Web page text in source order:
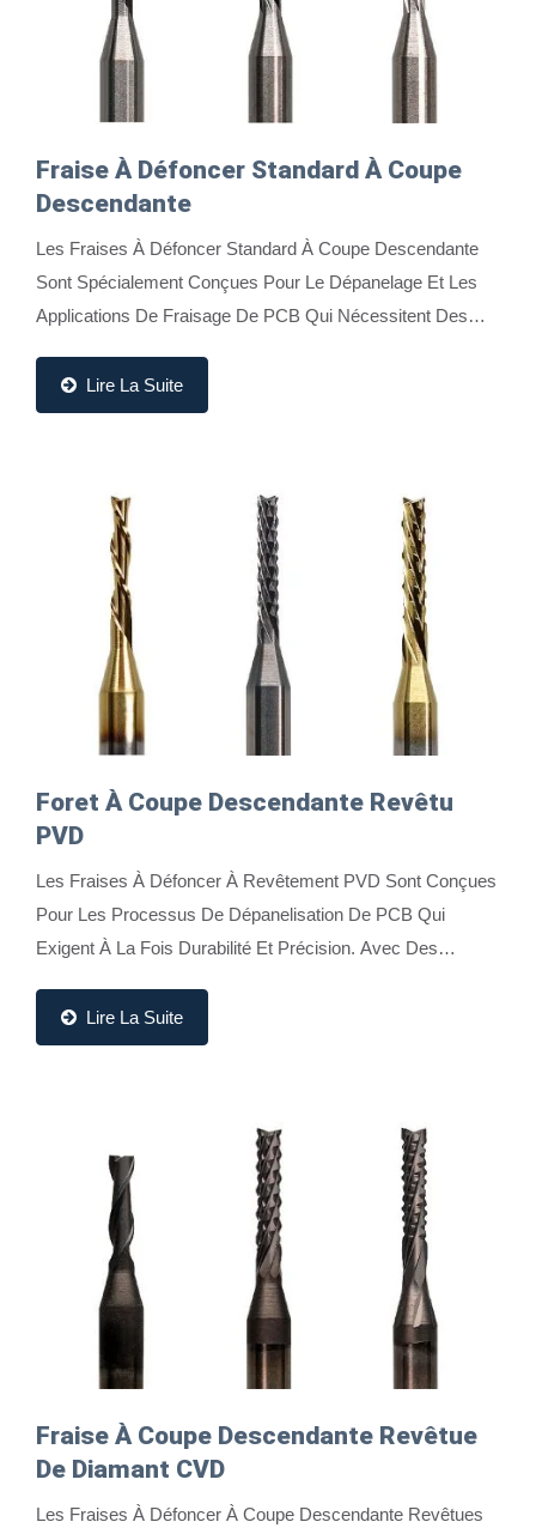
Fraise À Défoncer Standard À Coupe
Descendante
Les Fraises À Défoncer Standard À Coupe Descendante
Sont Spécialement Conçues Pour Le Dépanelage Et Les
Applications De Fraisage De PCB Qui Nécessitent Des
Lire La Suite
Foret À Coupe Descendante Revêtu
PVD
Les Fraises À Défoncer À Revêtement PVD Sont Conçues
Pour Les Processus De Dépanelisation De PCB Qui
Exigent À La Fois Durabilité Et Précision. Avec Des
Lire La Suite
Fraise À Coupe Descendante Revêtue
De Diamant CVD
Les Fraises À Défoncer À Coupe Descendante Revêtues